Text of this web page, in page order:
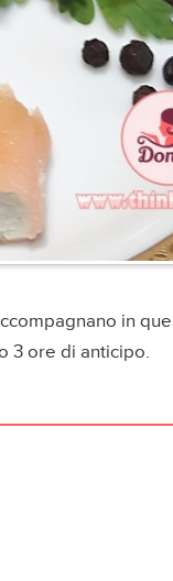
in
3 ore di anticipo.